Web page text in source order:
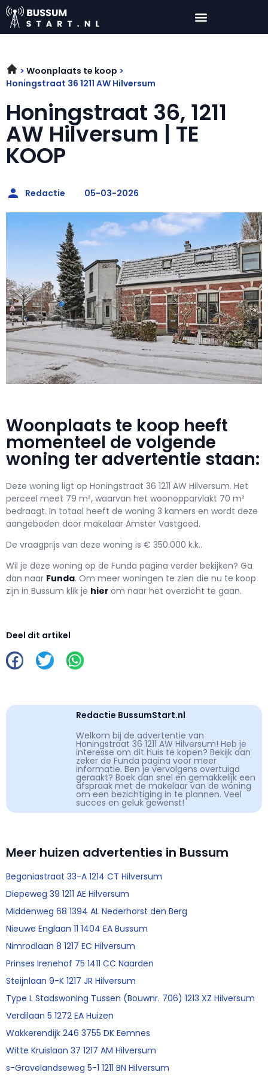
Woonplaats te koop
Honingstraat 36 1211 AW Hilversum
Honingstraat 36, 1211
AW Hilversum | TE
KOOP
Redactie 05-03-2026
Woonplaats te koop heeft
momenteel de volgende
woning ter advertentie staan:
Deze woning ligt op Honingstraat 36 1211 AW Hilversum. Het
perceel meet 79 m², waarvan het woonopparvlakt 70 m²
bedraagt. In totaal heeft de woning 3 kamers en wordt deze
aangeboden door makelaar Amster Vastgoed.
De vraagprijs van deze woning is € 350.000 k.k..
Wil je deze woning op de Funda pagina verder bekijken? Ga
dan naar Funda. Om meer woningen te zien die nu te koop
zijn in Bussum klik je hier om naar het overzicht te gaan.
Deel dit artikel
Redactie BussumStart.nl
Welkom bij de advertentie van
Honingstraat 36 1211 AW Hilversum! Heb je
interesse om dit huis te kopen? Bekijk dan
zeker de Funda pagina voor meer
informatie. Ben je vervolgens overtuigd
geraakt? Boek dan snel en gemakkelijk een
afspraak met de makelaar van de woning
om een bezichtiging in te plannen. Veel
succes en geluk gewenst!
Meer huizen advertenties in Bussum
Begoniastraat 33-A 1214 CT Hilversum
Diepeweg 39 1211 AE Hilversum
Middenweg 68 1394 AL Nederhorst den Berg
Nieuwe Englaan 11 1404 EA Bussum
Nimrodlaan 8 1217 EC Hilversum
Prinses Irenehof 75 1411 CC Naarden
Steijnlaan 9-K 1217 JR Hilversum
Type L Stadswoning Tussen (Bouwnr. 706) 1213 XZ Hilversum
Verdilaan 5 1272 EA Huizen
Wakkerendijk 246 3755 DK Eemnes
Witte Kruislaan 37 1217 AM Hilversum
s-Gravelandseweg 5-1 1211 BN Hilversum